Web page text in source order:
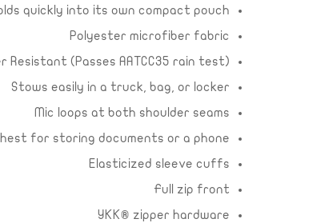
quickly into its own compact pouch
Polyester microfiber fabric
Resistant (Passes AATCC35 rain test)
Stows easily in a truck, bag, or locker
Mic loops at both shoulder seams
for storing documents or a phone
Elasticized sleeve cuffs
Full zip front
YKK® zipper hardware